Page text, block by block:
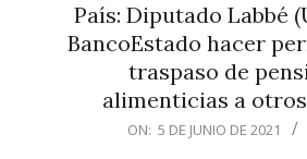
País: Diputado Labbé
BancoEstado hacer
traspaso de
alimenticias a
ON: 5 DE JUNIO DE 2021